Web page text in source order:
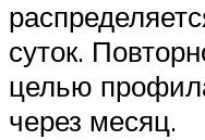
суток.
целью
через месяц.